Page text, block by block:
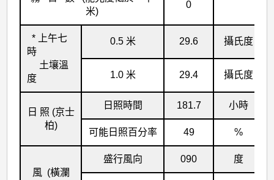
米)
0
* 上午七
時
土壤溫
度
0.5 米 29.6 攝氏度
1.0 米 29.4 攝氏度
日 照 (京士
柏)
日照時間 181.7 小時
可能日照百分率 49 %
風 (橫瀾
盛行風向 090 度